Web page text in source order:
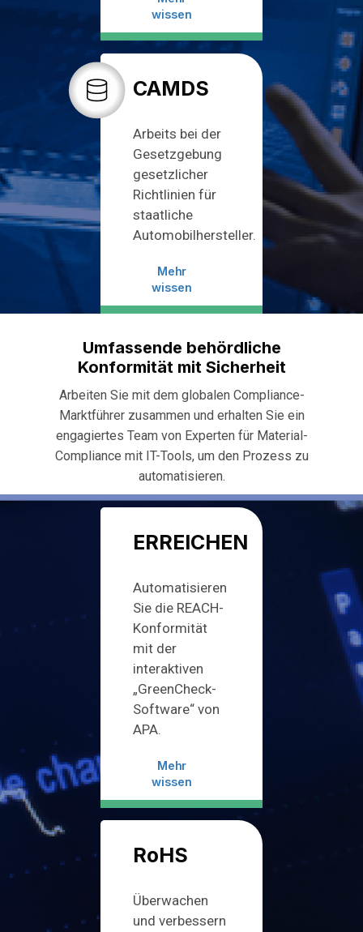
wissen
CAMDS
Arbeits bei der
Gesetzgebung
gesetzlicher
Richtlinien für
staatliche
Automobilhersteller.
Mehr
wissen
Umfassende behördliche
Konformität mit Sicherheit
Arbeiten Sie mit dem globalen Compliance-
Marktführer zusammen und erhalten Sie ein
engagiertes Team von Experten für Material-
Compliance mit IT-Tools, um den Prozess zu
automatisieren.
ERREICHEN
Automatisieren
Sie die REACH-
Konformität
mit der
interaktiven
„GreenCheck-
Software“ von
APA.
Mehr
wissen
RoHS
Überwachen
und verbessern